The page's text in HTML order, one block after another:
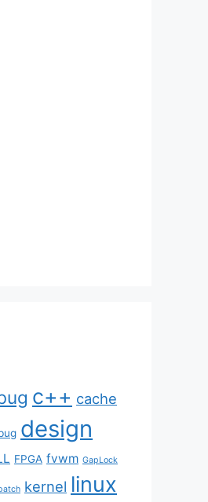
c++ cache
design
FPGA fvwm GapLock
kernel linux